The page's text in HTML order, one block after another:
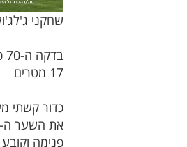
שחקני
17 מטרים
פנימה וקובע